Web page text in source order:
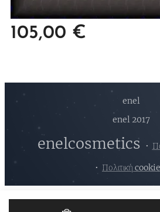
105,00 €
enel
enel 2017
enelcosmetics
Πολιτική cookie